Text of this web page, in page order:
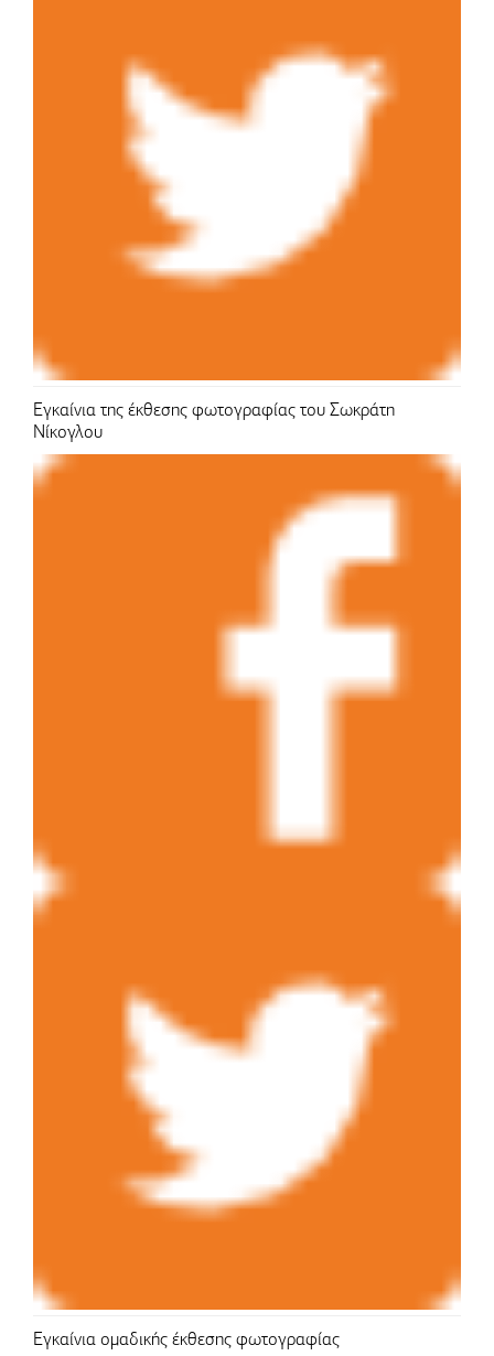
Εγκαίνια της έκθεσης φωτογραφίας του Σωκράτη
Νίκογλου
Εγκαίνια ομαδικής έκθεσης φωτογραφίας